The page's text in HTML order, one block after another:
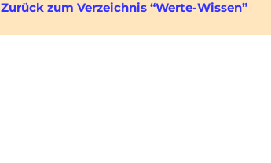
Zurück zum Verzeichnis “Werte-Wissen”